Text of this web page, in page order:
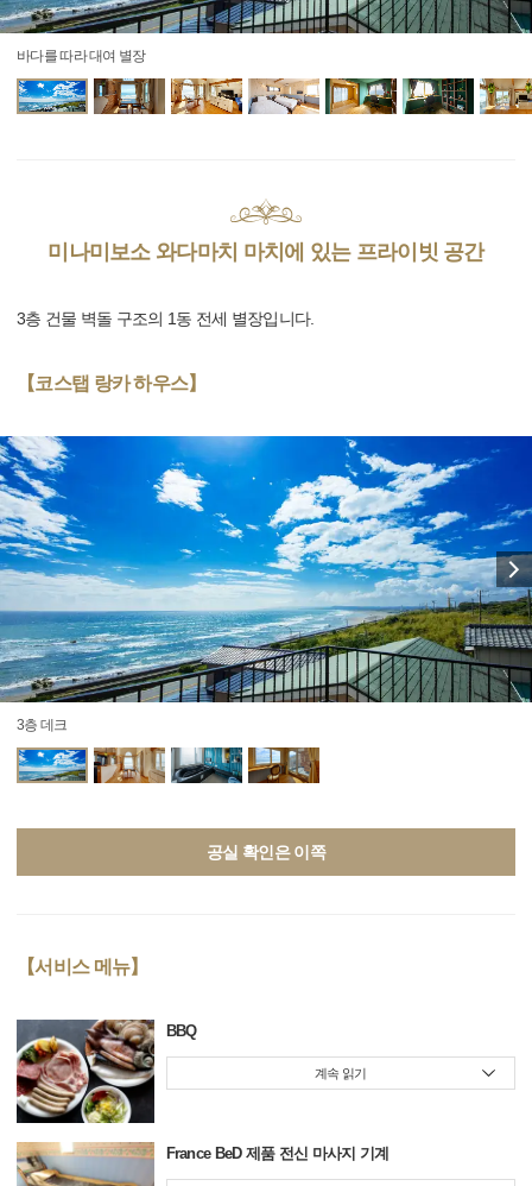
바다를 따라 대여 별장
미나미보소 와다마치 마치에 있는 프라이빗 공간
3층 건물 벽돌 구조의 1동 전세 별장입니다.
【코스탭 랑카 하우스】
3층 데크
공실 확인은 이쪽
【서비스 메뉴】
BBQ
계속 읽기
France BeD 제품 전신 마사지 기계